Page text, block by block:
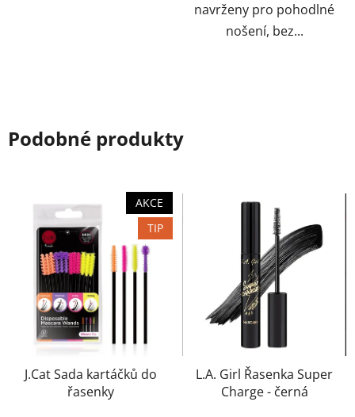
navrženy pro pohodlné
nošení, bez...
Podobné produkty
AKCE
TIP
J.Cat Sada kartáčků do
řasenky
L.A. Girl Řasenka Super
Charge - černá